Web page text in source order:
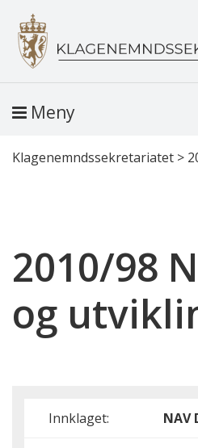
Meny
Klagenemndssekretariatet >
2010/98
og
Innklaget: